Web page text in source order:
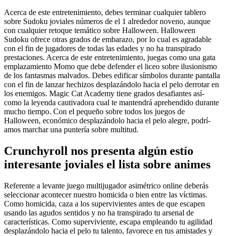
Acerca de este entretenimiento, debes terminar cualquier tablero
sobre Sudoku joviales números de el 1 alrededor noveno, aunque
con cualquier retoque temático sobre Halloween. Halloween
Sudoku ofrece otras grados de embarazo, por lo cual es agradable
con el fin de jugadores de todas las edades y no ha transpirado
prestaciones. Acerca de este entretenimiento, juegas como una gata
emplazamiento Momo que debe defender el liceo sobre ilusionismo
de los fantasmas malvados. Debes edificar símbolos durante pantalla
con el fin de lanzar hechizos desplazándolo hacia el pelo derrotar en
los enemigos. Magic Cat Academy tiene grados desafiantes así­
como la leyenda cautivadora cual te mantendrá aprehendido durante
mucho tiempo. Con el pequeño sobre todos los juegos de
Halloween, económico desplazándolo hacia el pelo alegre, podrí­
amos marchar una puntería sobre multitud.
Crunchyroll nos presenta algún estío
interesante joviales el lista sobre animes
Referente a levante juego multijugador asimétrico online deberás
seleccionar acontecer nuestro homicida o bien entre las víctimas.
Como homicida, caza a los supervivientes antes de que escapen
usando las agudos sentidos y no ha transpirado tu arsenal de
características. Como superviviente, escapa empleando tu agilidad
desplazándolo hacia el pelo tu talento, favorece en tus amistades y